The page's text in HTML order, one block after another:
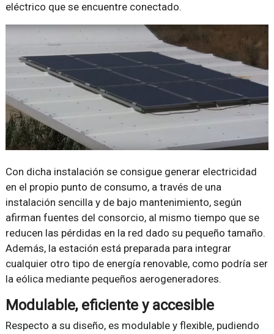
eléctrico que se encuentre conectado.
Con dicha instalación se consigue generar electricidad
en el propio punto de consumo, a través de una
instalación sencilla y de bajo mantenimiento, según
afirman fuentes del consorcio, al mismo tiempo que se
reducen las pérdidas en la red dado su pequeño tamaño.
Además, la estación está preparada para integrar
cualquier otro tipo de energía renovable, como podría ser
la eólica mediante pequeños aerogeneradores.
Modulable, eficiente y accesible
Respecto a su diseño, es modulable y flexible, pudiendo